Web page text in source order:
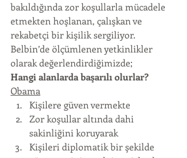
bakıldığında zor koşullarla mücadele
etmekten hoşlanan, çalışkan ve
rekabetçi bir kişilik sergiliyor.
Belbin’de ölçümlenen yetkinlikler
olarak değerlendirdiğimizde;
Hangi alanlarda başarılı olurlar?
Obama
Kişilere güven vermekte
Zor koşullar altında dahi
sakinliğini koruyarak
Kişileri diplomatik bir şekilde